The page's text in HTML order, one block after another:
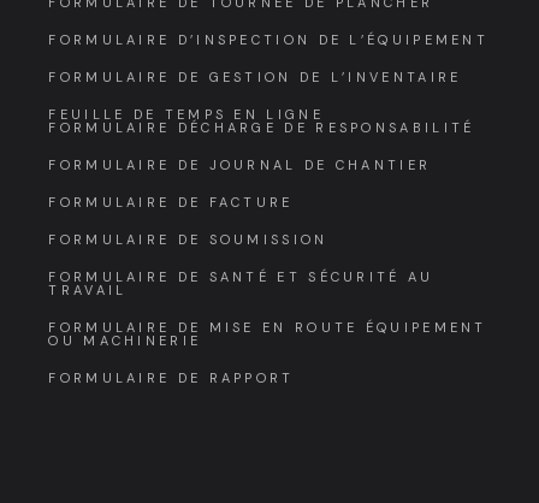
FORMULAIRE D’INSPECTION DE L’ÉQUIPEMENT
FORMULAIRE DE GESTION DE L’INVENTAIRE
FEUILLE DE TEMPS EN LIGNE
FORMULAIRE DÉCHARGE DE RESPONSABILITÉ
FORMULAIRE DE JOURNAL DE CHANTIER
FORMULAIRE DE FACTURE
FORMULAIRE DE SOUMISSION
FORMULAIRE DE SANTÉ ET SÉCURITÉ AU
TRAVAIL
FORMULAIRE DE MISE EN ROUTE ÉQUIPEMENT
OU MACHINERIE
FORMULAIRE DE RAPPORT